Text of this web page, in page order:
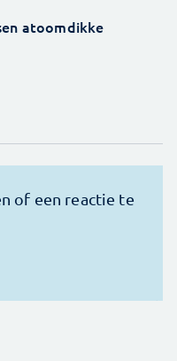
atoomdikke